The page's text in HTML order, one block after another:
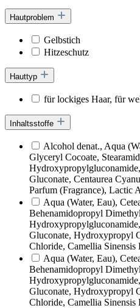
Hautproblem
Gelbstich
Hitzeschutz
Hauttyp
für lockiges Haar, für
Inhaltsstoffe
Alcohol denat., Aqua
Glyceryl Cocoate,
Gluconate, Centaurea
Parfum (Fragrance), Lactic
Aqua (Water, Eau),
Behenamidopropyl
Gluconate, Hydroxypropyl
Chloride, Camellia Sinensis
Aqua (Water, Eau),
Behenamidopropyl
Gluconate, Hydroxypropyl
Chloride, Camellia Sinensis